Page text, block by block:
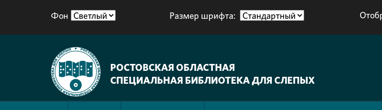
Фон Размер шрифта:
РОСТОВСКАЯ ОБЛАСТНАЯ
СПЕЦИАЛЬНАЯ БИБЛИОТЕКА ДЛЯ СЛЕПЫХ